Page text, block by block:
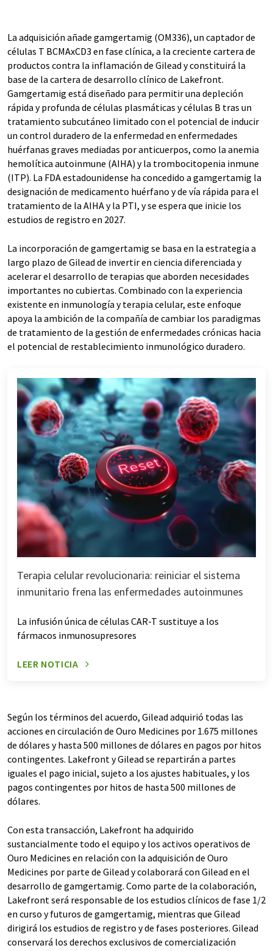
La adquisición añade gamgertamig (OM336), un captador de
células T BCMAxCD3 en fase clínica, a la creciente cartera de
productos contra la inflamación de Gilead y constituirá la
base de la cartera de desarrollo clínico de Lakefront.
Gamgertamig está diseñado para permitir una depleción
rápida y profunda de células plasmáticas y células B tras un
tratamiento subcutáneo limitado con el potencial de inducir
un control duradero de la enfermedad en enfermedades
huérfanas graves mediadas por anticuerpos, como la anemia
hemolítica autoinmune (AIHA) y la trombocitopenia inmune
(ITP). La FDA estadounidense ha concedido a gamgertamig la
designación de medicamento huérfano y de vía rápida para el
tratamiento de la AIHA y la PTI, y se espera que inicie los
estudios de registro en 2027.
La incorporación de gamgertamig se basa en la estrategia a
largo plazo de Gilead de invertir en ciencia diferenciada y
acelerar el desarrollo de terapias que aborden necesidades
importantes no cubiertas. Combinado con la experiencia
existente en inmunología y terapia celular, este enfoque
apoya la ambición de la compañía de cambiar los paradigmas
de tratamiento de la gestión de enfermedades crónicas hacia
el potencial de restablecimiento inmunológico duradero.
Terapia celular revolucionaria: reiniciar el sistema
inmunitario frena las enfermedades autoinmunes
La infusión única de células CAR-T sustituye a los
fármacos inmunosupresores
LEER NOTICIA
Según los términos del acuerdo, Gilead adquirió todas las
acciones en circulación de Ouro Medicines por 1.675 millones
de dólares y hasta 500 millones de dólares en pagos por hitos
contingentes. Lakefront y Gilead se repartirán a partes
iguales el pago inicial, sujeto a los ajustes habituales, y los
pagos contingentes por hitos de hasta 500 millones de
dólares.
Con esta transacción, Lakefront ha adquirido
sustancialmente todo el equipo y los activos operativos de
Ouro Medicines en relación con la adquisición de Ouro
Medicines por parte de Gilead y colaborará con Gilead en el
desarrollo de gamgertamig. Como parte de la colaboración,
Lakefront será responsable de los estudios clínicos de fase 1/2
en curso y futuros de gamgertamig, mientras que Gilead
dirigirá los estudios de registro y de fases posteriores. Gilead
conservará los derechos exclusivos de comercialización